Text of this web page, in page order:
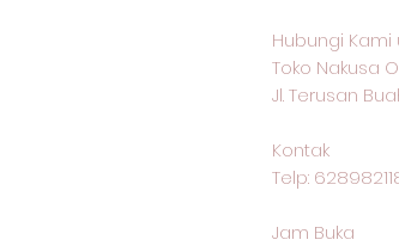
Hubungi Kami
Toko Nakusa
Jl. Terusan
Kontak
Telp:
Jam Buka